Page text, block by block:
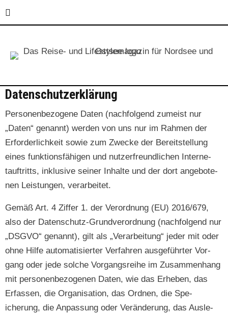
Datenschutzerklärung
Per­so­n­en­be­zo­gene Dat­en (nach­fol­gend zumeist nur
„Dat­en“ genan­nt) wer­den von uns nur im Rah­men der
Erforder­lichkeit sowie zum Zwecke der Bere­it­stel­lung
eines funk­tions­fähi­gen und nutzer­fre­undlichen Inter­ne­
tauftritts, inklu­sive sein­er Inhalte und der dort ange­bote­
nen Leis­tun­gen, verarbeitet.
Gemäß Art. 4 Zif­fer 1. der Verord­nung (EU) 2016/679,
also der Daten­schutz-Grund­verord­nung (nach­fol­gend nur
„DSGVO“ genan­nt), gilt als „Ver­ar­beitung“ jed­er mit oder
ohne Hil­fe automa­tisiert­er Ver­fahren aus­ge­führter Vor­
gang oder jede solche Vor­gangsrei­he im Zusam­men­hang
mit per­so­n­en­be­zo­ge­nen Dat­en, wie das Erheben, das
Erfassen, die Organ­i­sa­tion, das Ord­nen, die Spe­
icherung, die Anpas­sung oder Verän­derung, das Ausle­